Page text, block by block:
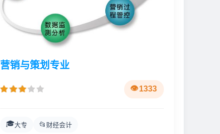
营销与策划专业
1333
🎓大专 📂 财经会计